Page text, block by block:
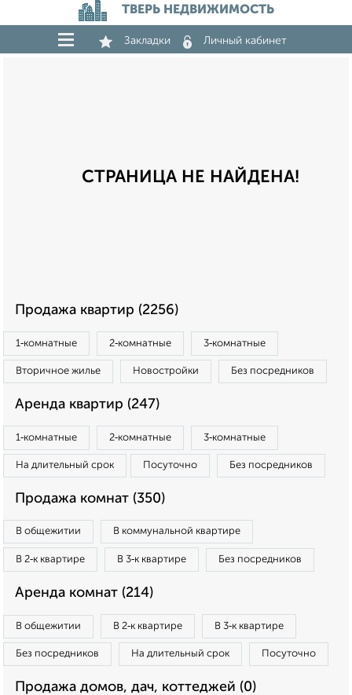
ТВЕРЬ НЕДВИЖИМОСТЬ
Закладки Личный кабинет
СТРАНИЦА НЕ НАЙДЕНА!
Продажа квартир (2256)
1‑комнатные 2‑комнатные 3‑комнатные
Вторичное жилье Новостройки Без посредников
Аренда квартир (247)
1‑комнатные 2‑комнатные 3‑комнатные
На длительный срок Посуточно Без посредников
Продажа комнат (350)
В общежитии В коммунальной квартире
В 2‑к квартире В 3‑к квартире Без посредников
Аренда комнат (214)
В общежитии В 2‑к квартире В 3‑к квартире
Без посредников На длительный срок Посуточно
Продажа домов, дач, коттеджей (0)